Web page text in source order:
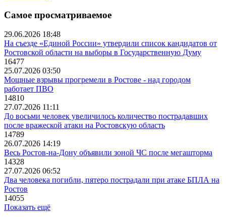
Самое просматриваемое
29.06.2026 18:48
На съезде «Единой России» утвердили список кандидатов от
Ростовской области на выборы в Государственную Думу
16477
25.07.2026 03:50
Мощные взрывы прогремели в Ростове - над городом
работает ПВО
14810
27.07.2026 11:11
До восьми человек увеличилось количество пострадавших
после вражеской атаки на Ростовскую область
14789
26.07.2026 14:19
Весь Ростов-на-Дону объявили зоной ЧС после мегашторма
14328
27.07.2026 06:52
Два человека погибли, пятеро пострадали при атаке БПЛА на
Ростов
14055
Показать ещё